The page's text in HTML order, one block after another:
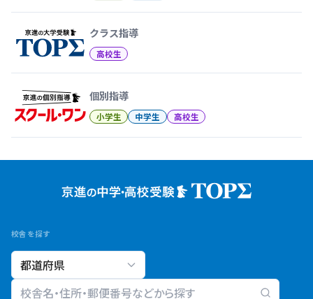
クラス指導
高校生
個別指導
小学生 中学生 高校生
校舎を探す
校舎検索